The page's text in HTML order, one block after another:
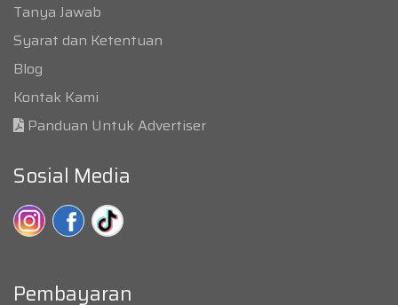
Tanya Jawab
Syarat dan Ketentuan
Blog
Kontak Kami
Panduan Untuk Advertiser
Sosial Media
Pembayaran